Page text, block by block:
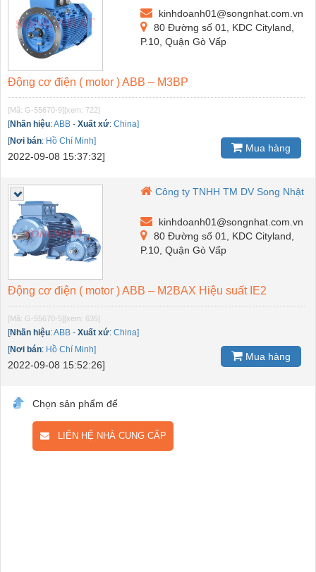
kinhdoanh01@songnhat.com.vn
80 Đường số 01, KDC Cityland,
P.10, Quận Gò Vấp
Động cơ điện ( motor ) ABB – M3BP
[Mã: G-55670-9][xem: 722]
[Nhãn hiệu:ABB - Xuất xứ: China]
[Nơi bán: Hồ Chí Minh]
2022-09-08 15:37:32]
Mua hàng
Công ty TNHH TM DV Song Nhật
kinhdoanh01@songnhat.com.vn
80 Đường số 01, KDC Cityland,
P.10, Quận Gò Vấp
Động cơ điện ( motor ) ABB – M2BAX Hiệu suất IE2
[Mã: G-55670-5][xem: 635]
[Nhãn hiệu:ABB - Xuất xứ: China]
[Nơi bán: Hồ Chí Minh]
2022-09-08 15:52:26]
Mua hàng
Chọn sản phẩm để
LIÊN HỆ NHÀ CUNG CẤP